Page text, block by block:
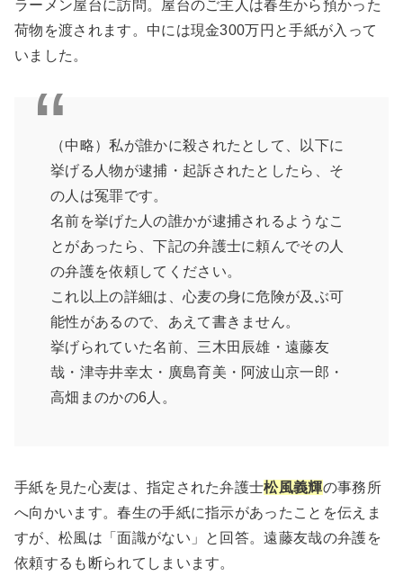
ラーメン屋台に訪問。屋台のご主人は春生から預かった
荷物を渡されます。中には現金300万円と手紙が入って
いました。
（中略）私が誰かに殺されたとして、以下に
挙げる人物が逮捕・起訴されたとしたら、そ
の人は冤罪です。
名前を挙げた人の誰かが逮捕されるようなこ
とがあったら、下記の弁護士に頼んでその人
の弁護を依頼してください。
これ以上の詳細は、心麦の身に危険が及ぶ可
能性があるので、あえて書きません。
挙げられていた名前、三木田辰雄・遠藤友
哉・津寺井幸太・廣島育美・阿波山京一郎・
高畑まのかの6人。
手紙を見た心麦は、指定された弁護士松風義輝の事務所
へ向かいます。春生の手紙に指示があったことを伝えま
すが、松風は「面識がない」と回答。遠藤友哉の弁護を
依頼するも断られてしまいます。